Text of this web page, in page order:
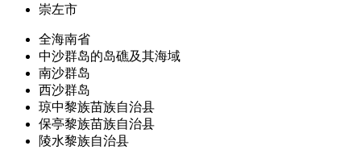
崇左市
全海南省
中沙群岛的岛礁及其海域
南沙群岛
西沙群岛
琼中黎族苗族自治县
保亭黎族苗族自治县
陵水黎族自治县